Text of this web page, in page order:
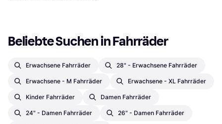
Beliebte Suchen in Fahrräder
Erwachsene Fahrräder 28" - Erwachsene Fahrräder
Erwachsene - M Fahrräder Erwachsene - XL Fahrräder
Kinder Fahrräder Damen Fahrräder
24" - Damen Fahrräder 26" - Damen Fahrräder